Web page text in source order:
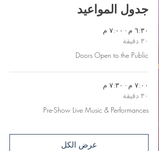
جدول المواعيد
٦:٣٠ م - ٧:٠٠ م
٣٠ دقيقة
Doors Open to the Public
٧:٠٠ م - ٧:٣٠ م
٣٠ دقيقة
Pre-Show Live Music & Performances
عرض الكل